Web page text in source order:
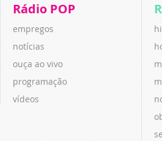
Rádio POP
empregos
notícias
ouça ao vivo
programação
vídeos